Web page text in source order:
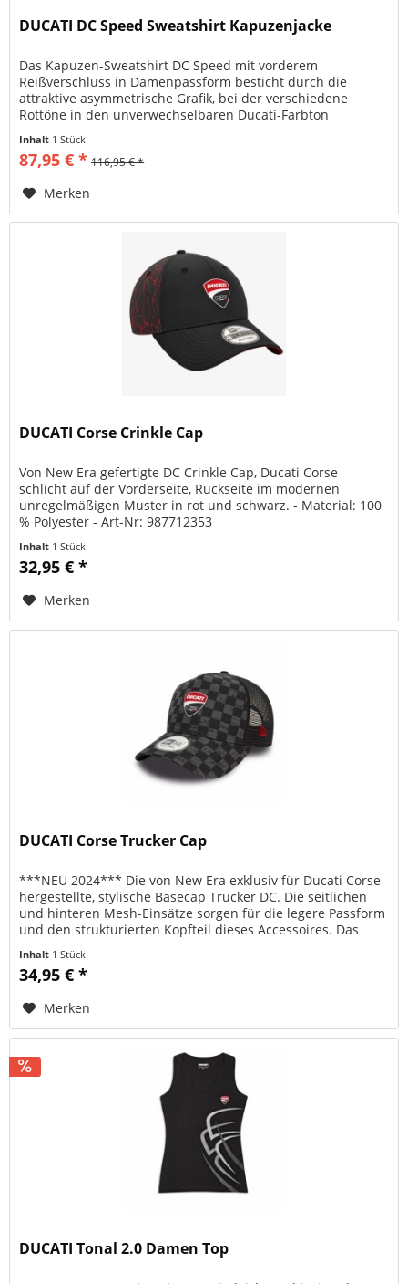
DUCATI DC Speed Sweatshirt Kapuzenjacke
Das Kapuzen-Sweatshirt DC Speed mit vorderem
Reißverschluss in Damenpassform besticht durch die
attraktive asymmetrische Grafik, bei der verschiedene
Rottöne in den unverwechselbaren Ducati-Farbton
Inhalt 1 Stück
87,95 € * 116,95 € *
Merken
DUCATI Corse Crinkle Cap
Von New Era gefertigte DC Crinkle Cap, Ducati Corse
schlicht auf der Vorderseite, Rückseite im modernen
unregelmäßigen Muster in rot und schwarz. - Material: 100
% Polyester - Art-Nr: 987712353
Inhalt 1 Stück
32,95 € *
Merken
DUCATI Corse Trucker Cap
***NEU 2024*** Die von New Era exklusiv für Ducati Corse
hergestellte, stylische Basecap Trucker DC. Die seitlichen
und hinteren Mesh-Einsätze sorgen für die legere Passform
und den strukturierten Kopfteil dieses Accessoires. Das
Inhalt 1 Stück
34,95 € *
Merken
DUCATI Tonal 2.0 Damen Top